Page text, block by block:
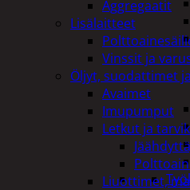
Aggregaatit
Lisälaitteet
Vinssit ja
Öljyt, suodattimet
Avaimet
Imupumput
Letkut ja
Liuottimet,